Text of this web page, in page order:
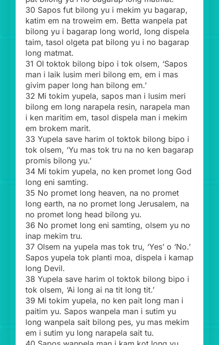
30 Sapos fut bilong yu i mekim yu bagarap,
katim em na troweim em. Betta wanpela pat
bilong yu i bagarap long world, long dispela
taim, tasol olgeta pat bilong yu i no bagarap
long matmat.
31 Ol toktok bilong bipo i tok olsem, ‘Sapos
man i laik lusim meri bilong em, em i mas
givim paper long han bilong em.’
32 Mi tokim yupela, sapos man i lusim meri
bilong em long narapela resin, narapela man
i ken maritim em, tasol dispela man i mekim
em brokem marit.
33 Yupela save harim ol toktok bilong bipo i
tok olsem, ‘Yu mas tok tru na no ken bagarap
promis bilong yu.’
34 Mi tokim yupela, no ken promet long God
long eni samting.
35 No promet long heaven, na no promet
long earth, na no promet long Jerusalem, na
no promet long head bilong yu.
36 No promet long eni samting, olsem yu no
inap mekim tru.
37 Olsem na yupela mas tok tru, ‘Yes’ o ‘No.’
Sapos yupela tok planti moa, dispela i kamap
long Devil.
38 Yupela save harim ol toktok bilong bipo i
tok olsem, ‘Ai long ai na tit long tit.’
39 Mi tokim yupela, no ken pait long man i
paitim yu. Sapos wanpela man i sutim yu
long wanpela sait bilong pes, yu mas mekim
em i sutim yu long narapela sait tu.